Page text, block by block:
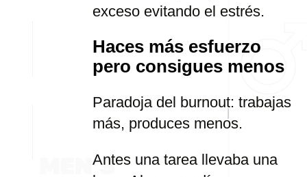
exceso evitando el estrés.
Haces más esfuerzo
pero consigues menos
Paradoja del burnout: trabajas
más, produces menos.
Antes una tarea llevaba una